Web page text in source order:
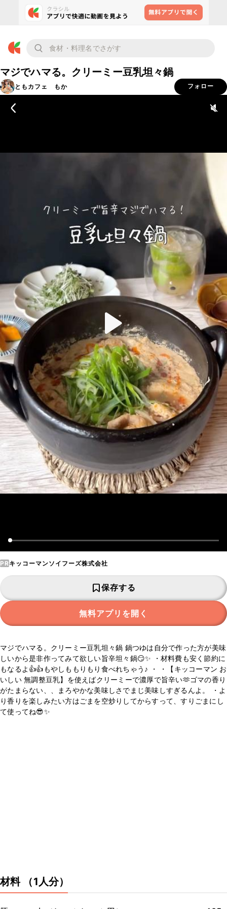
マジでハマる。クリーミー豆乳坦々鍋
ともカフェ もか フォロー
PRキッコーマンソイフーズ株式会社
保存する
無料アプリを開く
マジでハマる。クリーミー豆乳坦々鍋 鍋つゆは自分で作った方が美味
しいから是非作ってみて欲しい旨辛坦々鍋😏✨ ・材料費も安く節約に
もなるよ👍👍もやしももりもり食べれちゃう♪ ・ ・【キッコーマン お
いしい 無調整豆乳】を使えばクリーミーで濃厚で旨辛い🫶ゴマの香り
がたまらない、、まろやかな美味しさでまじ美味しすぎるんよ。 ・よ
り香りを楽しみたい方はごまを空炒りしてからすって、すりごまにし
て使ってね😎✨
材料 （1人分）